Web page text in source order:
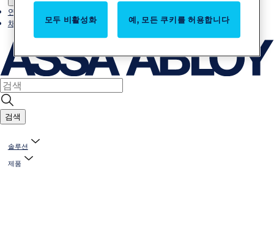
연락처
채용
검색
솔루션
제품
모두 비활성화 예, 모든 쿠키를 허용합니다